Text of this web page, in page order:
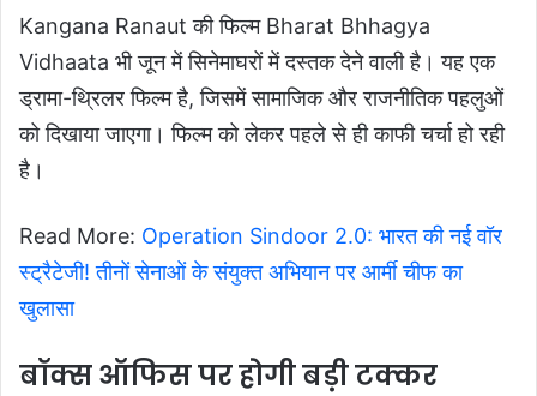
Kangana Ranaut की फिल्म Bharat Bhhagya
Vidhaata भी जून में सिनेमाघरों में दस्तक देने वाली है। यह एक
ड्रामा-थ्रिलर फिल्म है, जिसमें सामाजिक और राजनीतिक पहलुओं
को दिखाया जाएगा। फिल्म को लेकर पहले से ही काफी चर्चा हो रही
है।
Read More: Operation Sindoor 2.0: भारत की नई वॉर
स्ट्रैटेजी! तीनों सेनाओं के संयुक्त अभियान पर आर्मी चीफ का
खुलासा
बॉक्स ऑफिस पर होगी बड़ी टक्कर